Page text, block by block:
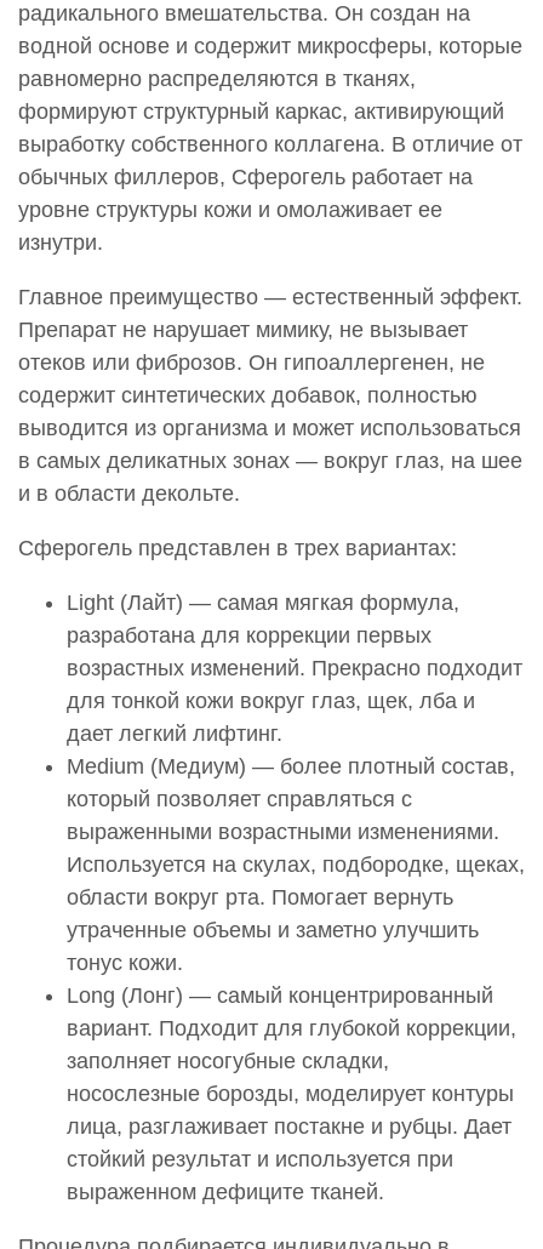
радикального вмешательства. Он создан на
водной основе и содержит микросферы, которые
равномерно распределяются в тканях,
формируют структурный каркас, активирующий
выработку собственного коллагена. В отличие от
обычных филлеров, Сферогель работает на
уровне структуры кожи и омолаживает ее
изнутри.
Главное преимущество — естественный эффект.
Препарат не нарушает мимику, не вызывает
отеков или фиброзов. Он гипоаллергенен, не
содержит синтетических добавок, полностью
выводится из организма и может использоваться
в самых деликатных зонах — вокруг глаз, на шее
и в области декольте.
Сферогель представлен в трех вариантах:
Light (Лайт) — самая мягкая формула,
разработана для коррекции первых
возрастных изменений. Прекрасно подходит
для тонкой кожи вокруг глаз, щек, лба и
дает легкий лифтинг.
Medium (Медиум) — более плотный состав,
который позволяет справляться с
выраженными возрастными изменениями.
Используется на скулах, подбородке, щеках,
области вокруг рта. Помогает вернуть
утраченные объемы и заметно улучшить
тонус кожи.
Long (Лонг) — самый концентрированный
вариант. Подходит для глубокой коррекции,
заполняет носогубные складки,
носослезные борозды, моделирует контуры
лица, разглаживает постакне и рубцы. Дает
стойкий результат и используется при
выраженном дефиците тканей.